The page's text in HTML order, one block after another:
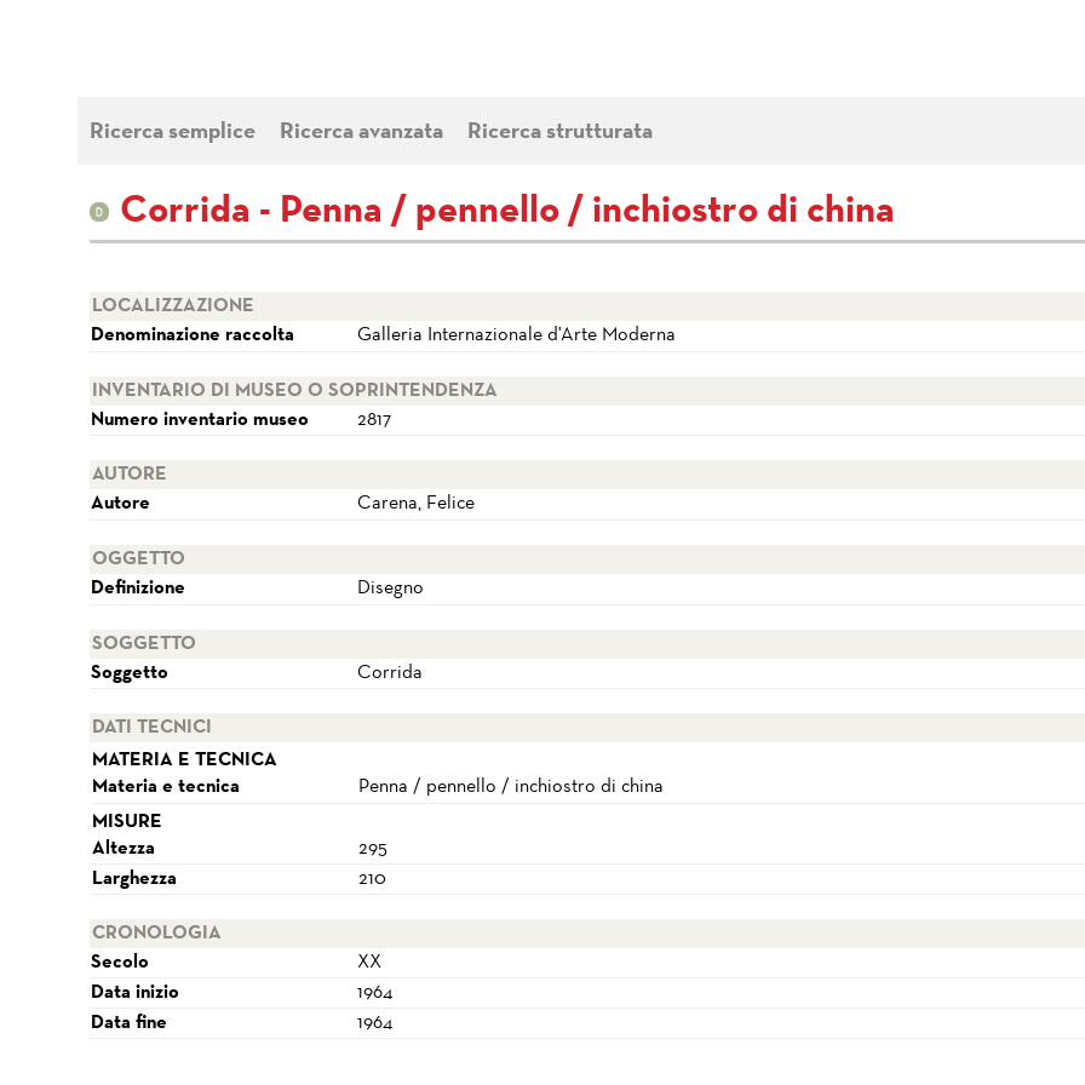
Ricerca semplice Ricerca avanzata Ricerca strutturata
Corrida - Penna / pennello / inchiostro di china
LOCALIZZAZIONE
Denominazione raccolta
Galleria Internazionale d'Arte Moderna
INVENTARIO DI MUSEO O SOPRINTENDENZA
Numero inventario museo
2817
AUTORE
Autore
Carena, Felice
OGGETTO
Definizione
Disegno
SOGGETTO
Soggetto
Corrida
DATI TECNICI
MATERIA E TECNICA
Materia e tecnica
Penna / pennello / inchiostro di china
MISURE
Altezza
295
Larghezza
210
CRONOLOGIA
Secolo
XX
Data inizio
1964
Data fine
1964